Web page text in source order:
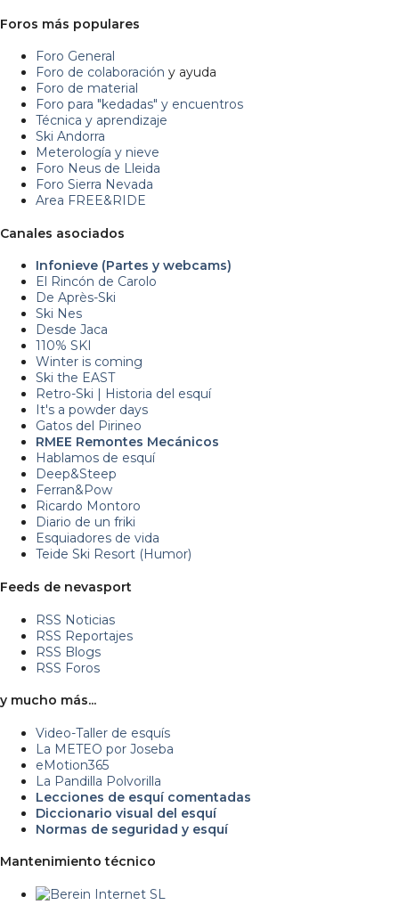
Foros más populares
Foro General
Foro de colaboración y ayuda
Foro de material
Foro para "kedadas" y encuentros
Técnica y aprendizaje
Ski Andorra
Meterología y nieve
Foro Neus de Lleida
Foro Sierra Nevada
Area FREE&RIDE
Canales asociados
Infonieve (Partes y webcams)
El Rincón de Carolo
De Après-Ski
Ski Nes
Desde Jaca
110% SKI
Winter is coming
Ski the EAST
Retro-Ski | Historia del esquí
It's a powder days
Gatos del Pirineo
RMEE Remontes Mecánicos
Hablamos de esquí
Deep&Steep
Ferran&Pow
Ricardo Montoro
Diario de un friki
Esquiadores de vida
Teide Ski Resort (Humor)
Feeds de nevasport
RSS Noticias
RSS Reportajes
RSS Blogs
RSS Foros
y mucho más...
Video-Taller de esquís
La METEO por Joseba
eMotion365
La Pandilla Polvorilla
Lecciones de esquí comentadas
Diccionario visual del esquí
Normas de seguridad y esquí
Mantenimiento técnico